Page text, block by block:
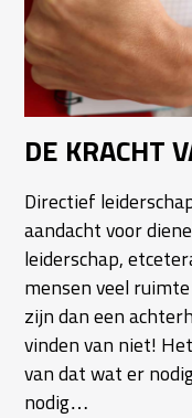
DE KRACHT
Directief
aandacht voor
leiderschap,
mensen veel
zijn dan een
vinden van niet!
van dat wat er
nodig…